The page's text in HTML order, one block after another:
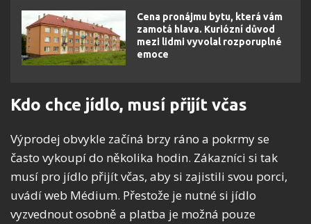
Cena pronájmu bytu, která vám
zamotá hlava. Kuriózní důvod
mezi lidmi vyvolal rozporuplné
emoce
Kdo chce jídlo, musí přijít včas
Výprodej obvykle začíná brzy ráno a pokrmy se
často vykoupí do několika hodin. Zákazníci si tak
musí pro jídlo přijít včas, aby si zajistili svou porci,
uvádí web Médium. Přestože je nutné si jídlo
vyzvednout osobně a platba je možná pouze